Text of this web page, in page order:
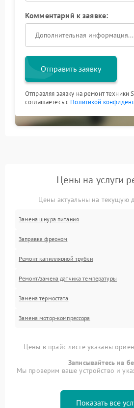
Комментарий к заявке:
Отправить заявку
Отправляя заявку на ремонт техники
соглашаетесь с Политикой
Цены на услуги
Цены актуальны на текущую
Замена шнура питания
Заправка фреоном
Ремонт капиллярной трубки
Ремонт/замена датчика температуры
Замена термостата
Замена мотор-компрессора
Цены в прайс-листе указаны
Записывайтесь на
Мы проверим ваше устройство и
Показать все